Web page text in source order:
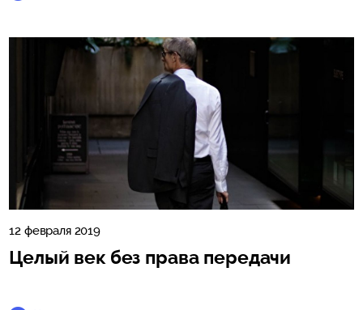
12 февраля 2019
Целый век без права передачи